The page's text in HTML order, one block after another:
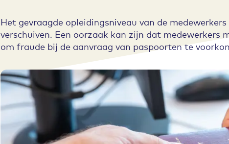
Het gevraagde opleidingsniveau van de
verschuiven. Een oorzaak kan zijn dat medewerkers
om fraude bij de aanvraag van paspoorten te